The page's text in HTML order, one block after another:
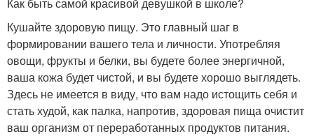
Кушайте здоровую пищу. Это главный шаг в
формировании вашего тела и личности. Употребляя
овощи, фрукты и белки, вы будете более энергичной,
ваша кожа будет чистой, и вы будете хорошо выглядеть.
Здесь не имеется в виду, что вам надо истощить себя и
стать худой, как палка, напротив, здоровая пища очистит
ваш организм от переработанных продуктов питания.